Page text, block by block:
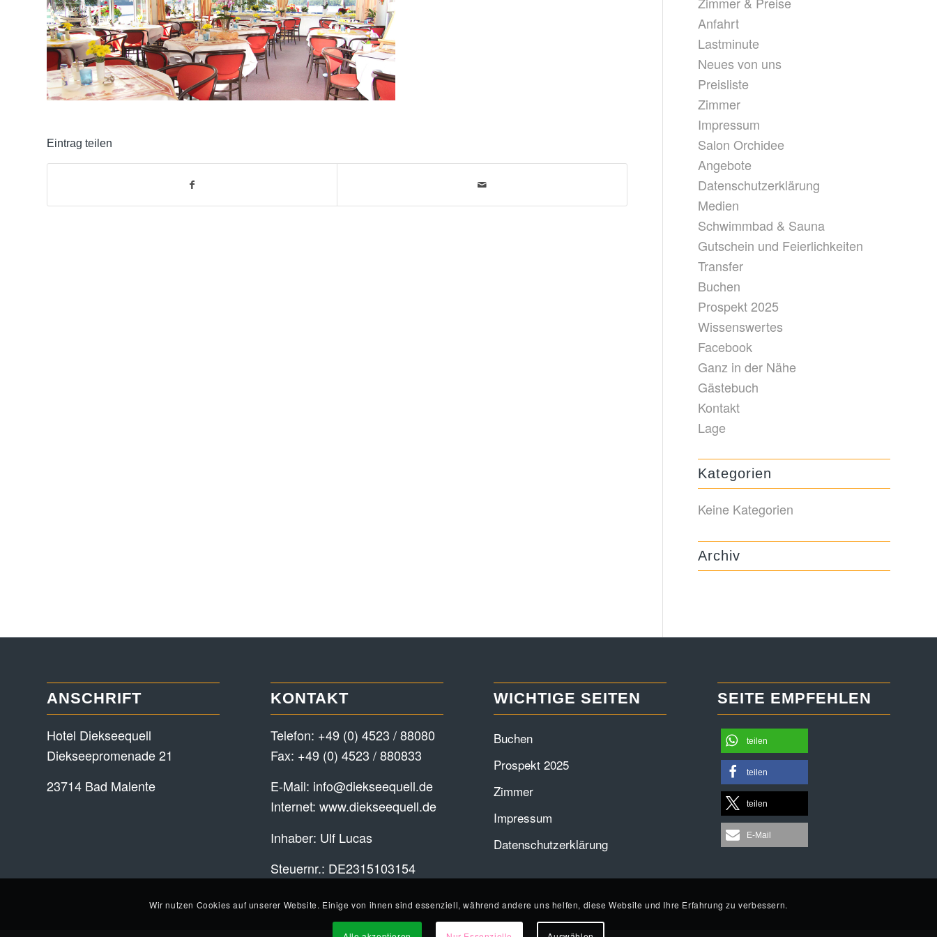
Eintrag teilen
Anfahrt
Lastminute
Neues von uns
Preisliste
Zimmer
Impressum
Salon Orchidee
Angebote
Datenschutzerklärung
Medien
Schwimmbad & Sauna
Gutschein und Feierlichkeiten
Transfer
Buchen
Prospekt 2025
Wissenswertes
Facebook
Ganz in der Nähe
Gästebuch
Kontakt
Lage
Kategorien
Keine Kategorien
Archiv
ANSCHRIFT
Hotel Diekseequell
Diekseepromenade 21
23714 Bad Malente
KONTAKT
Telefon: +49 (0) 4523 / 88080
Fax: +49 (0) 4523 / 880833
E-Mail: info@diekseequell.de
Internet: www.diekseequell.de
Inhaber: Ulf Lucas
Steuernr.: DE2315103154
WICHTIGE SEITEN
Buchen
Prospekt 2025
Zimmer
Impressum
Datenschutzerklärung
SEITE EMPFEHLEN
teilen
teilen
teilen
E-Mail
Wir nutzen Cookies auf unserer Website. Einige von ihnen sind essenziell, während andere uns helfen, diese Website und Ihre Erfahrung zu verbessern.